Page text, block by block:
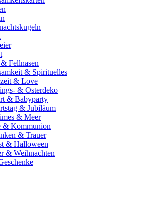
Fellnasen
& Spirituelles
& Love
& Osterdeko
& Babyparty
& Jubiläum
& Meer
& Kommunion
& Trauer
& Halloween
& Weihnachten